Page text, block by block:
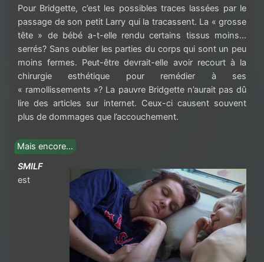
Pour Bridgette, c’est les possibles traces lassées par le
passage de son petit Larry qui la tracassent. La « grosse
tête » de bébé a-t-elle rendu certains tissus moins…
serrés? Sans oublier les parties du corps qui sont un peu
moins fermes. Peut-être devrait-elle avoir recourt à la
chirurgie esthétique pour remédier à ses
« ramollissements »? La pauvre Bridgette n’aurait pas dû
lire des articles sur internet. Ceux-ci causent souvent
plus de dommages que l’accouchement.
Mais encore…
SMILF
est